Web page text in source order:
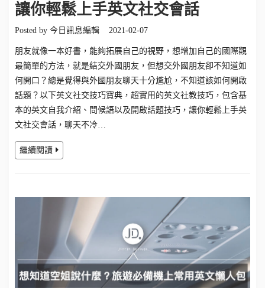
讓你輕鬆上手英文社交會話
Posted by 今日訊息編輯 2021-02-07
朋友就像一本好書，能夠拓展自己的視野，想增加自己的國際觀
最簡單的方法，就是結交外國朋友，但想交外國朋友卻不知道如
何開口？總是覺得與外國朋友聊天十分尷尬，不知道該如何開啟
話題？以下英文社交技巧寶典，超實用的英文社教技巧，包含基
本的英文自我介紹、問候語以及開啟話題技巧，讓你輕鬆上手英
文社交會話，聊天不冷…
繼續閱讀